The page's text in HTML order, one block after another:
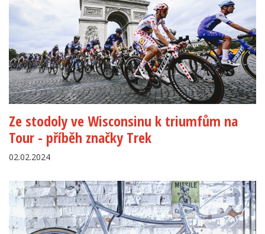
Ze stodoly ve Wisconsinu k triumfům na
Tour - příběh značky Trek
02.02.2024